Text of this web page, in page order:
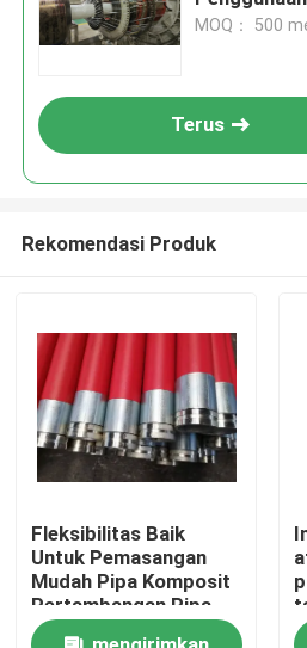
Rumah
Produk
Tampilan VR
Mineral
MOQ： 500
Terus
Rekomendasi Produk
Fleksibilitas Baik
Untuk Pemasangan
Mudah Pipa Komposit
Pertambangan Pipa
Komposit Aluminium